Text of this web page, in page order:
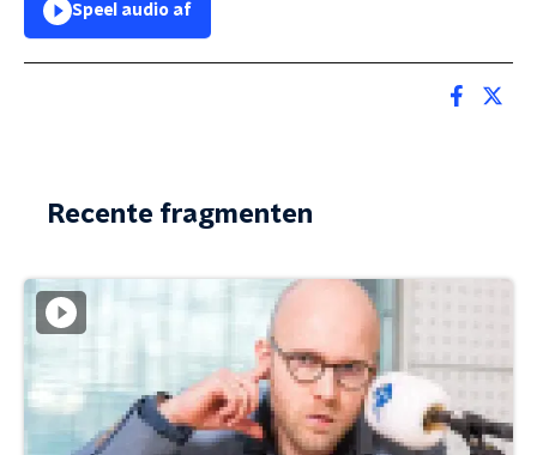
Speel audio af
Recente fragmenten